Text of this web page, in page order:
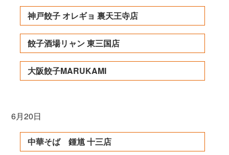
神戸餃子 オレギョ 裏天王寺店
餃子酒場リャン 東三国店
大阪餃子MARUKAMI
6月20日
中華そば 鍾馗 十三店